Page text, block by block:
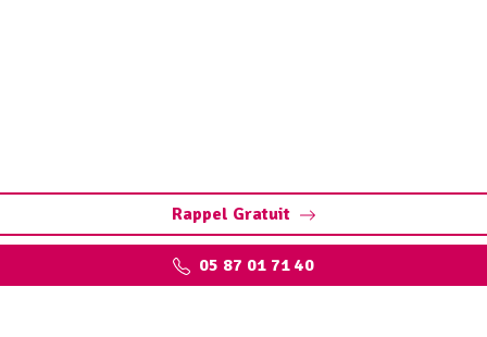
Rappel Gratuit
05 87 01 71 40